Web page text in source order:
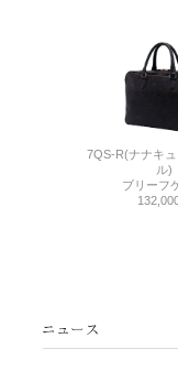
7QS-R(ナナキ
ル)
ブリーフ